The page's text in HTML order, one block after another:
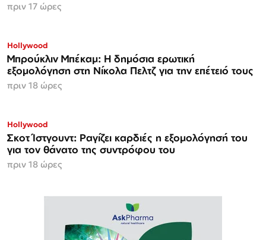
πριν 17 ώρες
Hollywood
Μπρούκλιν Μπέκαμ: Η δημόσια ερωτική
εξομολόγηση στη Νίκολα Πελτζ για την επέτειό τους
πριν 18 ώρες
Hollywood
Σκοτ Ίστγουντ: Ραγίζει καρδιές η εξομολόγησή του
για τον θάνατο της συντρόφου του
πριν 18 ώρες